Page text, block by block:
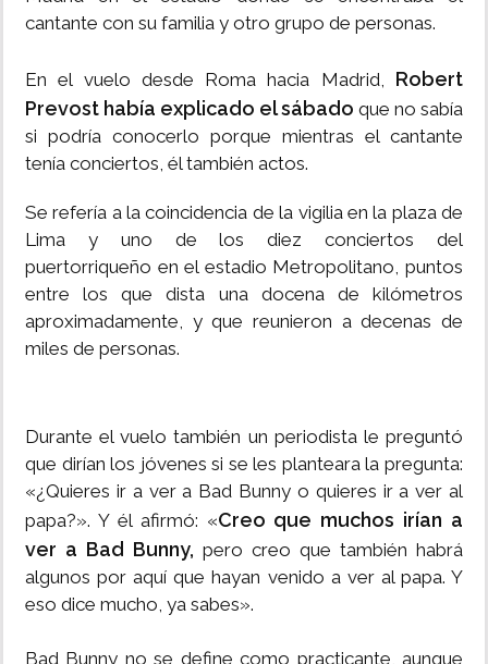
cantante con su familia y otro grupo de personas.
En el vuelo desde Roma hacia Madrid, Robert
Prevost había explicado el sábado que no sabía
si podría conocerlo porque mientras el cantante
tenía conciertos, él también actos.
Se refería a la coincidencia de la vigilia en la plaza de
Lima y uno de los diez conciertos del
puertorriqueño en el estadio Metropolitano, puntos
entre los que dista una docena de kilómetros
aproximadamente, y que reunieron a decenas de
miles de personas.
Durante el vuelo también un periodista le preguntó
que dirían los jóvenes si se les planteara la pregunta:
«¿Quieres ir a ver a Bad Bunny o quieres ir a ver al
papa?». Y él afirmó: «Creo que muchos irían a
ver a Bad Bunny, pero creo que también habrá
algunos por aquí que hayan venido a ver al papa. Y
eso dice mucho, ya sabes».
Bad Bunny no se define como practicante, aunque